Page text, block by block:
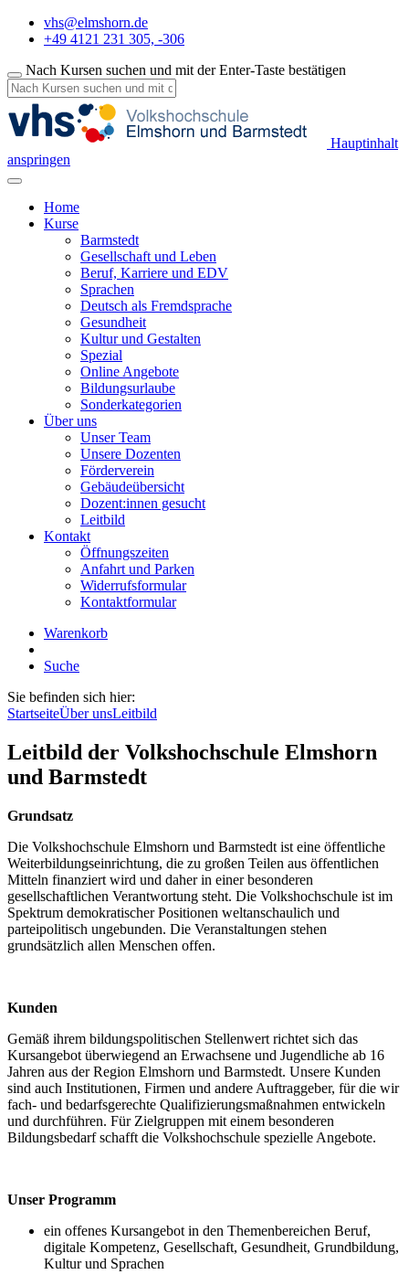
vhs@elmshorn.de
+49 4121 231 305, -306
Nach Kursen suchen und mit der Enter-Taste bestätigen
Hauptinhalt
anspringen
Home
Kurse
Barmstedt
Gesellschaft und Leben
Beruf, Karriere und EDV
Sprachen
Deutsch als Fremdsprache
Gesundheit
Kultur und Gestalten
Spezial
Online Angebote
Bildungsurlaube
Sonderkategorien
Über uns
Unser Team
Unsere Dozenten
Förderverein
Gebäudeübersicht
Dozent:innen gesucht
Leitbild
Kontakt
Öffnungszeiten
Anfahrt und Parken
Widerrufsformular
Kontaktformular
Warenkorb
Suche
Sie befinden sich hier:
StartseiteÜber unsLeitbild
Leitbild der Volkshochschule Elmshorn
und Barmstedt
Grundsatz
Die Volkshochschule Elmshorn und Barmstedt ist eine öffentliche
Weiterbildungseinrichtung, die zu großen Teilen aus öffentlichen
Mitteln finanziert wird und daher in einer besonderen
gesellschaftlichen Verantwortung steht. Die Volkshochschule ist im
Spektrum demokratischer Positionen weltanschaulich und
parteipolitisch ungebunden. Die Veranstaltungen stehen
grundsätzlich allen Menschen offen.
Kunden
Gemäß ihrem bildungspolitischen Stellenwert richtet sich das
Kursangebot überwiegend an Erwachsene und Jugendliche ab 16
Jahren aus der Region Elmshorn und Barmstedt. Unsere Kunden
sind auch Institutionen, Firmen und andere Auftraggeber, für die wir
fach- und bedarfsgerechte Qualifizierungsmaßnahmen entwickeln
und durchführen. Für Zielgruppen mit einem besonderen
Bildungsbedarf schafft die Volkshochschule spezielle Angebote.
Unser Programm
ein offenes Kursangebot in den Themenbereichen Beruf,
digitale Kompetenz, Gesellschaft, Gesundheit, Grundbildung,
Kultur und Sprachen